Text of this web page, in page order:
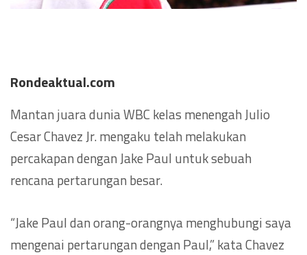
Rondeaktual.com
Mantan juara dunia WBC kelas menengah Julio
Cesar Chavez Jr. mengaku telah melakukan
percakapan dengan Jake Paul untuk sebuah
rencana pertarungan besar.
“Jake Paul dan orang-orangnya menghubungi saya
mengenai pertarungan dengan Paul,” kata Chavez